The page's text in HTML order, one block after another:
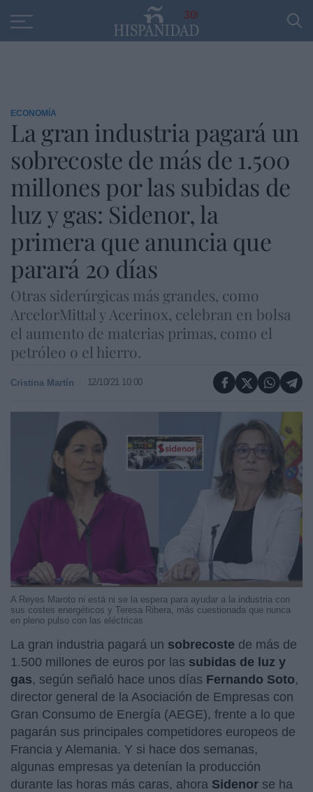
30
ECONOMÍA
La gran industria pagará un
sobrecoste de más de 1.500
millones por las subidas de
luz y gas: Sidenor, la
primera que anuncia que
parará 20 días
Otras siderúrgicas más grandes, como
ArcelorMittal y Acerinox, celebran en bolsa
el aumento de materias primas, como el
petróleo o el hierro.
Cristina Martín 12/10/21 10:00
A Reyes Maroto ni está ni se la espera para ayudar a la industria con
sus costes energéticos y Teresa Ribera, más cuestionada que nunca
en pleno pulso con las eléctricas
La gran industria pagará un sobrecoste de más de
1.500 millones de euros por las subidas de luz y
gas, según señaló hace unos días Fernando Soto,
director general de la Asociación de Empresas con
Gran Consumo de Energía (AEGE), frente a lo que
pagarán sus principales competidores europeos de
Francia y Alemania. Y si hace dos semanas,
algunas empresas ya detenían la producción
durante las horas más caras, ahora Sidenor se ha